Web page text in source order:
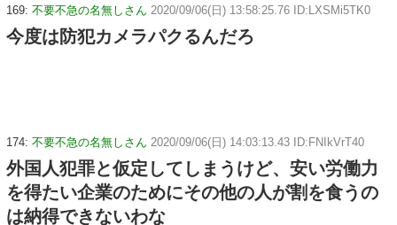
169: 不要不急の名無しさん 2020/09/06(日) 13:58:25.76 ID:LXSMi5TK0
今度は防犯カメラパクるんだろ
174: 不要不急の名無しさん 2020/09/06(日) 14:03:13.43 ID:FNIkVrT40
外国人犯罪と仮定してしまうけど、安い労働力
を得たい企業のためにその他の人が割を食うの
は納得できないわな